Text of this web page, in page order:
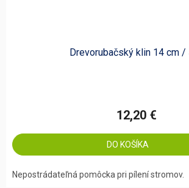
Drevorubačský klin 14 cm /
12,20 €
DO KOŠÍKA
Nepostrádateľná pomôcka pri pílení stromov.